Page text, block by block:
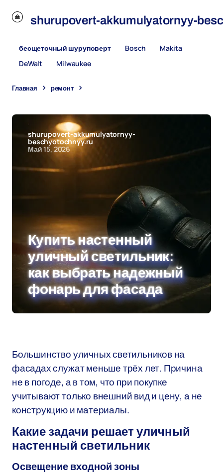
shurupovert-akkumulyatornyy-
бесщеточный шуруповерт Bosch
Makita
DeWalt
Milwaukee
Главная ремонт
shurupovert-akkumulyatornyy-
beschyotochnyy.ru
Май 15, 2026
Купить настенный
уличный светильник:
как выбрать надежный
фонарь для фасада
Большинство уличных светильников на
фасадах служат меньше трёх лет. Причина
не в погоде, а в том, что при покупке
учитывают только внешний вид и цену, а не
конструкцию и материалы.
Какие задачи решает уличный
настенный светильник
Освещение входной зоны